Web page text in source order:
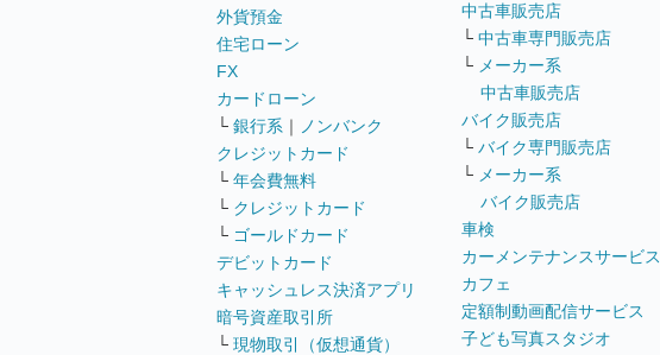
外貨預金
住宅ローン
FX
カードローン
└ 銀行系 ｜
ノンバンク
クレジットカード
└ 年会費無料
└ クレジットカード
└ ゴールドカード
デビットカード
キャッシュレス決済アプリ
暗号資産取引所
└ 現物取引（仮想通貨）
中古車販売店
└ 中古車専門販売店
└ メーカー系
中古車販売店
バイク販売店
└ バイク専門販売店
└ メーカー系
バイク販売店
車検
カーメンテナンスサービス
カフェ
定額制動画配信サービス
子ども写真スタジオ